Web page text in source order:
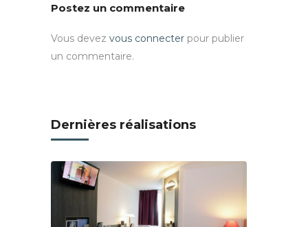
Postez un commentaire
Vous devez vous connecter pour publier
un commentaire.
Dernières réalisations